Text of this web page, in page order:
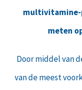
multivitamine-
meten
Door middel van
van de meest